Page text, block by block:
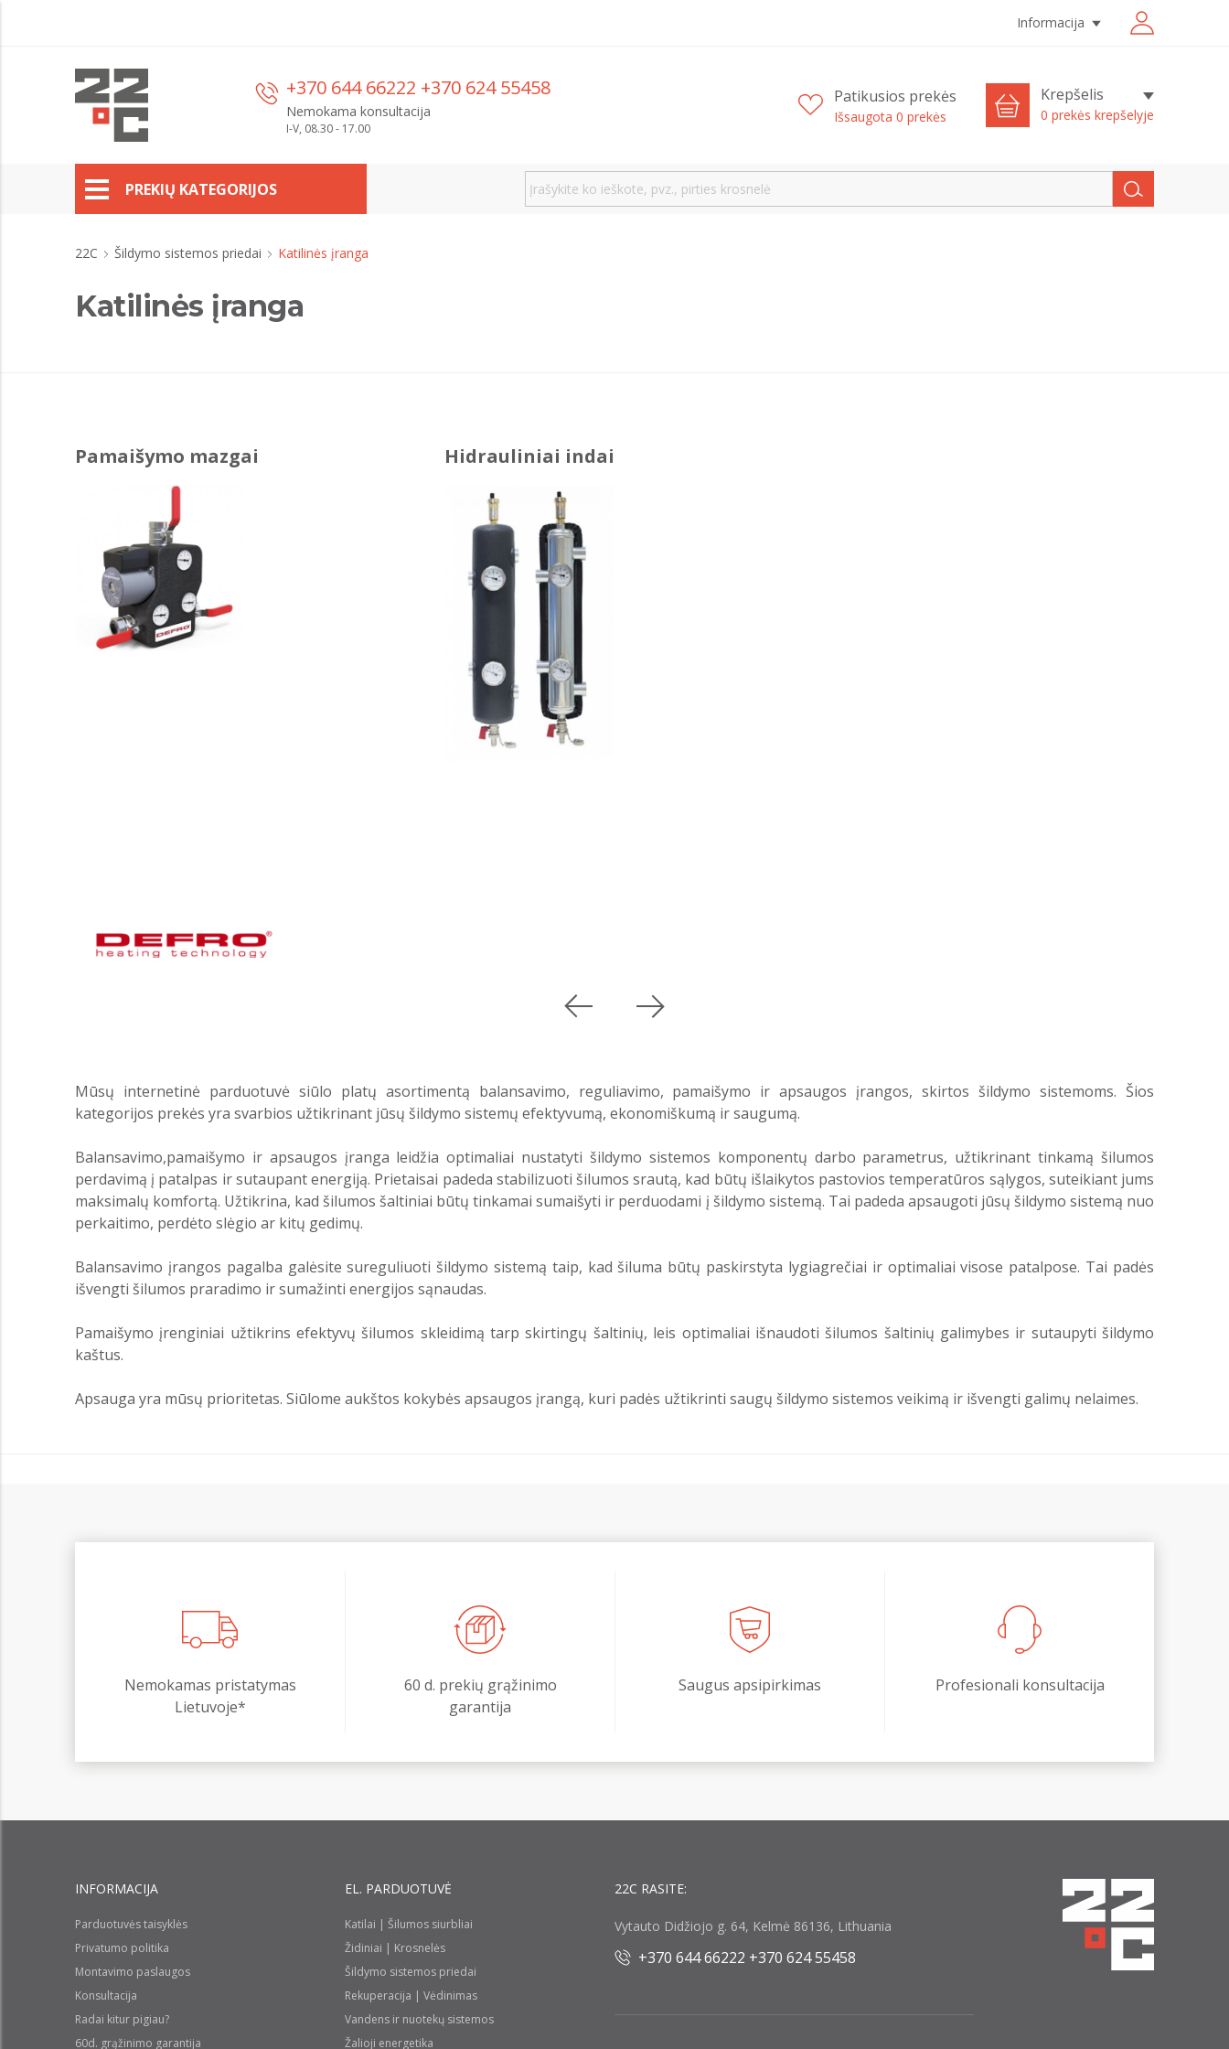
Informacija
+370 644 66222 +370 624 55458
Nemokama konsultacija
I-V, 08.30 - 17.00
Patikusios prekės
Išsaugota 0 prekės
Krepšelis
0 prekės krepšelyje
PREKIŲ KATEGORIJOS
22C Šildymo sistemos priedai Katilinės įranga
Katilinės įranga
Pamaišymo mazgai Hidrauliniai indai
Mūsų internetinė parduotuvė siūlo platų asortimentą balansavimo, reguliavimo, pamaišymo ir apsaugos įrangos, skirtos šildymo sistemoms. Šios
kategorijos prekės yra svarbios užtikrinant jūsų šildymo sistemų efektyvumą, ekonomiškumą ir saugumą.
Balansavimo,pamaišymo ir apsaugos įranga leidžia optimaliai nustatyti šildymo sistemos komponentų darbo parametrus, užtikrinant tinkamą šilumos
perdavimą į patalpas ir sutaupant energiją. Prietaisai padeda stabilizuoti šilumos srautą, kad būtų išlaikytos pastovios temperatūros sąlygos, suteikiant jums
maksimalų komfortą. Užtikrina, kad šilumos šaltiniai būtų tinkamai sumaišyti ir perduodami į šildymo sistemą. Tai padeda apsaugoti jūsų šildymo sistemą nuo
perkaitimo, perdėto slėgio ar kitų gedimų.
Balansavimo įrangos pagalba galėsite sureguliuoti šildymo sistemą taip, kad šiluma būtų paskirstyta lygiagrečiai ir optimaliai visose patalpose. Tai padės
išvengti šilumos praradimo ir sumažinti energijos sąnaudas.
Pamaišymo įrenginiai užtikrins efektyvų šilumos skleidimą tarp skirtingų šaltinių, leis optimaliai išnaudoti šilumos šaltinių galimybes ir sutaupyti šildymo
kaštus.
Apsauga yra mūsų prioritetas. Siūlome aukštos kokybės apsaugos įrangą, kuri padės užtikrinti saugų šildymo sistemos veikimą ir išvengti galimų nelaimes.
Nemokamas pristatymas
Lietuvoje*
60 d. prekių grąžinimo
garantija
Saugus apsipirkimas Profesionali konsultacija
INFORMACIJA
Parduotuvės taisyklės
Privatumo politika
Montavimo paslaugos
Konsultacija
Radai kitur pigiau?
60d. grąžinimo garantija
EL. PARDUOTUVĖ
Katilai | Šilumos siurbliai
Židiniai | Krosnelės
Šildymo sistemos priedai
Rekuperacija | Vėdinimas
Vandens ir nuotekų sistemos
Žalioji energetika
22C RASITE:
Vytauto Didžiojo g. 64, Kelmė 86136, Lithuania
+370 644 66222 +370 624 55458